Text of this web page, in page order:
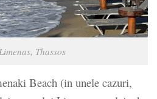
Thassos
Beach (in unele cazuri,